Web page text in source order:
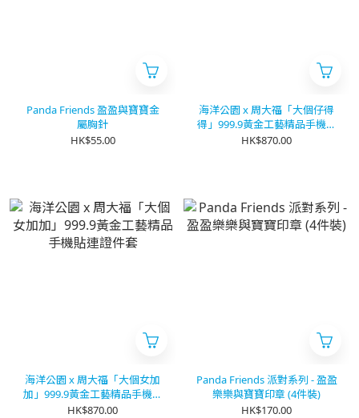
Panda Friends 盈盈與寶寶金
屬胸針
HK$55.00
海洋公園 x 周大福「大個仔得
得」999.9黃金工藝精品手機貼
連證件套
HK$870.00
海洋公園 x 周大福「大個女加
加」999.9黃金工藝精品手機貼
連證件套
HK$870.00
Panda Friends 派對系列 - 盈盈
樂樂與寶寶印章 (4件裝)
HK$170.00